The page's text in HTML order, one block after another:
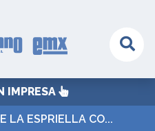
IMPRESA
LA ESPRIELLA CO...